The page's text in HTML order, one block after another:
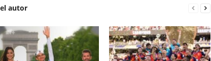
autor